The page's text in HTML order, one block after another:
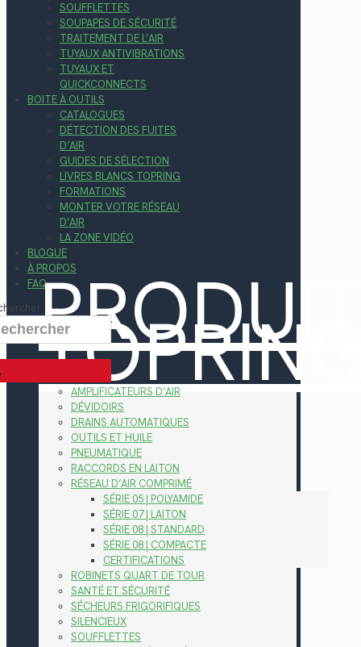
SOUFFLETTES
SOUPAPES DE SÉCURITÉ
TRAITEMENT DE L’AIR
TUYAUX ANTIVIBRATIONS
TUYAUX ET
QUICKCONNECTS
BOITE À OUTILS
CATALOGUES
DÉTECTION DES FUITES
D’AIR
GUIDES DE SÉLECTION
LIVRES BLANCS TOPRING
FORMATIONS
MONTER VOTRE RÉSEAU
D’AIR
LA ZONE VIDÉO
BLOGUE
À PROPOS
FAQ
AMPLIFICATEURS D’AIR
DÉVIDOIRS
DRAINS AUTOMATIQUES
OUTILS ET HUILE
PNEUMATIQUE
RACCORDS EN LAITON
RÉSEAU D’AIR COMPRIMÉ
SÉRIE 05 | POLYAMIDE
SÉRIE 07 | LAITON
SÉRIE 08 | STANDARD
SÉRIE 08 | COMPACTE
CERTIFICATIONS
ROBINETS QUART DE TOUR
SANTÉ ET SÉCURITÉ
SÉCHEURS FRIGORIFIQUES
SILENCIEUX
SOUFFLETTES